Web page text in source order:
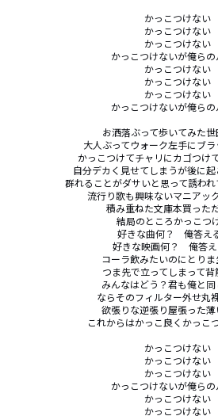
かっこつけない
かっこつけない
かっこつけない
かっこつけないが俺らの
かっこつけない
かっこつけない
かっこつけない
かっこつけないが俺らの
お洒落ぶって歩いてみた世
大人ぶってウォーク左手にブ
かっこつけてチャリにカゴつけ
自分デカく見せてしまうが後に
群れることがダサいと思って誘わ
流行り歌も興味ないマニアッ
積み重ねた文庫本買った
結局のところかっこつ
好きな曲何？　俺答え
好きな映画何？　俺答
コーラ飲みたいのにとり
つま先で立ってしまって背
みんなはどう？君も俺と同
ならそのフィルター外せ丸
欲張りな逆張り屋張った薄
これからはかっこ良くかっこ
かっこつけない
かっこつけない
かっこつけない
かっこつけないが俺らの
かっこつけない
かっこつけない